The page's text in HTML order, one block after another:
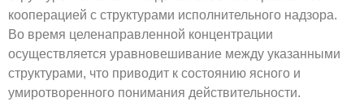
кооперацией с структурами исполнительного надзора.
Во время целенаправленной концентрации
осуществляется уравновешивание между указанными
структурами, что приводит к состоянию ясного и
умиротворенного понимания действительности.